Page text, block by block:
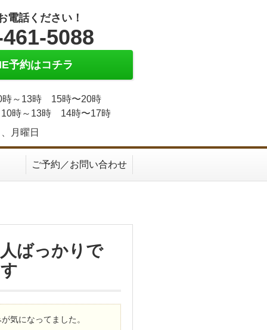
電話ください！
5088
予約はコチラ
時～13時 15時〜20時
10時～13時 14時〜17時
月曜日
ご予約／お問い合わせ
ばっかりで
気になってました。